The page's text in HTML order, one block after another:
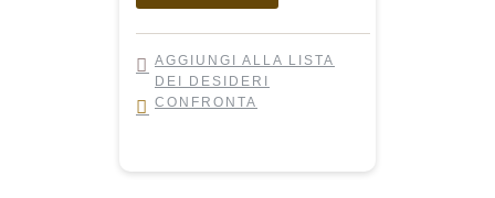
AGGIUNGI ALLA LISTA
DEI DESIDERI
CONFRONTA